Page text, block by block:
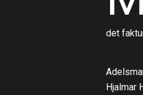
det
Hjalmar